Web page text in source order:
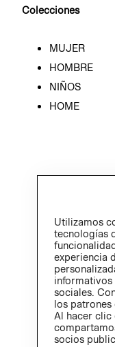
Colecciones
MUJER
HOMBRE
NIÑOS
HOME
Utilizamos
tecnologías
experiencia
informativos
sociales.
los patrones
Al hacer clic
socios